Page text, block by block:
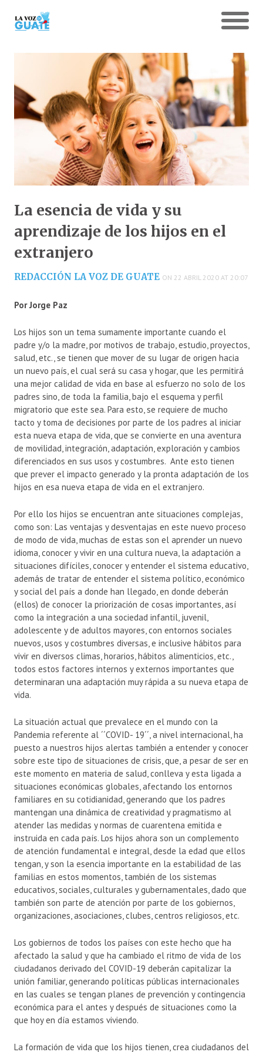
La esencia de vida y su
aprendizaje de los hijos en el
extranjero
REDACCIÓN LA VOZ DE GUATE ON 22 ABRIL 2020 AT 20:07
Por Jorge Paz
Los hijos son un tema sumamente importante cuando el
padre y/o la madre, por motivos de trabajo, estudio, proyectos,
salud, etc., se tienen que mover de su lugar de origen hacia
un nuevo país, el cual será su casa y hogar, que les permitirá
una mejor calidad de vida en base al esfuerzo no solo de los
padres sino, de toda la familia, bajo el esquema y perfil
migratorio que este sea. Para esto, se requiere de mucho
tacto y toma de decisiones por parte de los padres al iniciar
esta nueva etapa de vida, que se convierte en una aventura
de movilidad, integración, adaptación, exploración y cambios
diferenciados en sus usos y costumbres. Ante esto tienen
que prever el impacto generado y la pronta adaptación de los
hijos en esa nueva etapa de vida en el extranjero.
Por ello los hijos se encuentran ante situaciones complejas,
como son: Las ventajas y desventajas en este nuevo proceso
de modo de vida, muchas de estas son el aprender un nuevo
idioma, conocer y vivir en una cultura nueva, la adaptación a
situaciones difíciles, conocer y entender el sistema educativo,
además de tratar de entender el sistema político, económico
y social del país a donde han llegado, en donde deberán
(ellos) de conocer la priorización de cosas importantes, así
como la integración a una sociedad infantil, juvenil,
adolescente y de adultos mayores, con entornos sociales
nuevos, usos y costumbres diversas, e inclusive hábitos para
vivir en diversos climas, horarios, hábitos alimenticios, etc.,
todos estos factores internos y externos importantes que
determinaran una adaptación muy rápida a su nueva etapa de
vida.
La situación actual que prevalece en el mundo con la
Pandemia referente al ´´COVID- 19´´, a nivel internacional, ha
puesto a nuestros hijos alertas también a entender y conocer
sobre este tipo de situaciones de crisis, que, a pesar de ser en
este momento en materia de salud, conlleva y esta ligada a
situaciones económicas globales, afectando los entornos
familiares en su cotidianidad, generando que los padres
mantengan una dinámica de creatividad y pragmatismo al
atender las medidas y normas de cuarentena emitida e
instruida en cada país. Los hijos ahora son un complemento
de atención fundamental e integral, desde la edad que ellos
tengan, y son la esencia importante en la estabilidad de las
familias en estos momentos, también de los sistemas
educativos, sociales, culturales y gubernamentales, dado que
también son parte de atención por parte de los gobiernos,
organizaciones, asociaciones, clubes, centros religiosos, etc.
Los gobiernos de todos los países con este hecho que ha
afectado la salud y que ha cambiado el ritmo de vida de los
ciudadanos derivado del COVID-19 deberán capitalizar la
unión familiar, generando políticas públicas internacionales
en las cuales se tengan planes de prevención y contingencia
económica para el antes y después de situaciones como la
que hoy en día estamos viviendo.
La formación de vida que los hijos tienen, crea ciudadanos del